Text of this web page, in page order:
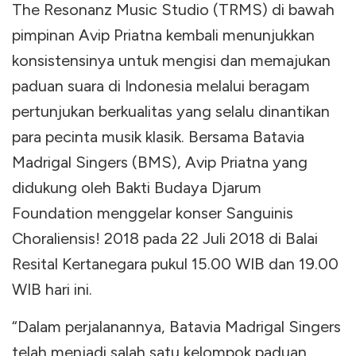
The Resonanz Music Studio (TRMS) di bawah
pimpinan Avip Priatna kembali menunjukkan
konsistensinya untuk mengisi dan memajukan
paduan suara di Indonesia melalui beragam
pertunjukan berkualitas yang selalu dinantikan
para pecinta musik klasik. Bersama Batavia
Madrigal Singers (BMS), Avip Priatna yang
didukung oleh Bakti Budaya Djarum
Foundation menggelar konser Sanguinis
Choraliensis! 2018 pada 22 Juli 2018 di Balai
Resital Kertanegara pukul 15.00 WIB dan 19.00
WIB hari ini.
“Dalam perjalanannya, Batavia Madrigal Singers
telah menjadi salah satu kelompok paduan